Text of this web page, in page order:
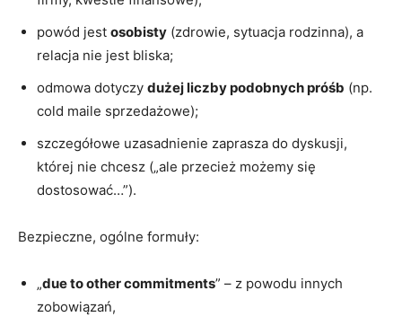
powód jest osobisty (zdrowie, sytuacja rodzinna), a
relacja nie jest bliska;
odmowa dotyczy dużej liczby podobnych próśb (np.
cold maile sprzedażowe);
szczegółowe uzasadnienie zaprasza do dyskusji,
której nie chcesz („ale przecież możemy się
dostosować…”).
Bezpieczne, ogólne formuły:
„due to other commitments” – z powodu innych
zobowiązań,